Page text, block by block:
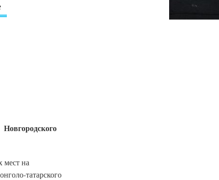
Новгородского
мест на
татарского